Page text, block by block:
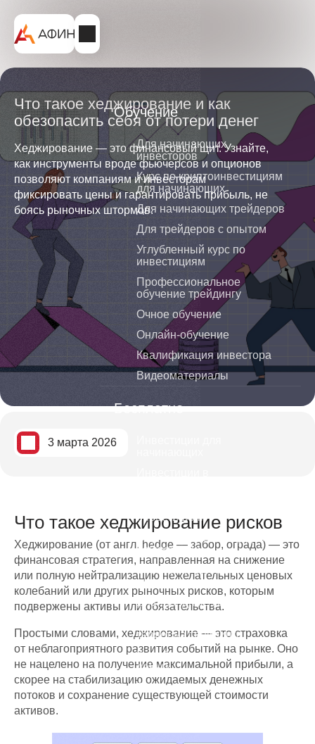
Обучение
Для начинающих
инвесторов
Курс по криптоинвестициям
для начинающих
Для начинающих трейдеров
Для трейдеров с опытом
Углубленный курс по
инвестициям
Профессиональное
обучение трейдингу
Очное обучение
Онлайн-обучение
Квалификация инвестора
Видеоматериалы
Бесплатно
инвестициям
Обучение трейдингу для
начинающих
Стратегии банков и
инвестиционных фондов
Дивидендные короли
теряет на трейдинге
Куда безопасно вложить
деньги
Бесплатная консультация
Что такое хеджирование и как
обезопасить себя от потери денег
Хеджирование — это финансовый щит. Узнайте,
как инструменты вроде фьючерсов и опционов
позволяют компаниям и инвесторам
фиксировать цены и гарантировать прибыль, не
боясь рыночных штормов.
3 марта 2026
Что такое хеджирование рисков
Хеджирование (от англ. hedge — забор, ограда) — это
финансовая стратегия, направленная на снижение
или полную нейтрализацию нежелательных ценовых
колебаний или других рыночных рисков, которым
подвержены активы или обязательства.
Простыми словами, хеджирование — это страховка
от неблагоприятного развития событий на рынке. Оно
не нацелено на получение максимальной прибыли, а
скорее на стабилизацию ожидаемых денежных
потоков и сохранение существующей стоимости
активов.